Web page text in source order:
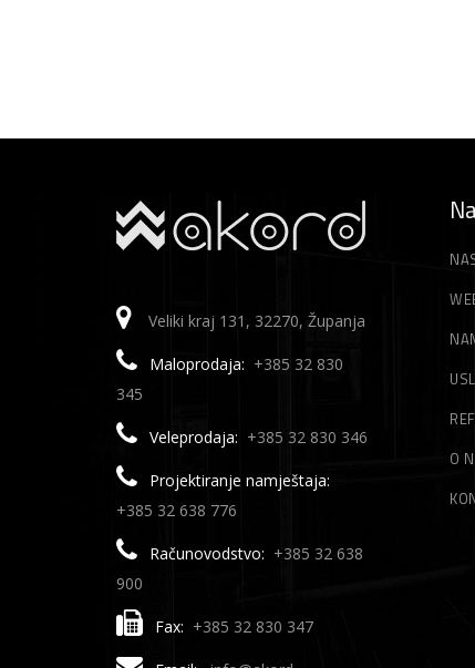
Veliki kraj 131, 32270, Županja
Maloprodaja: +385 32 830
345
Veleprodaja: +385 32 830 346
Projektiranje namještaja:
+385 32 638 776
Računovodstvo: +385 32 638
900
Fax: +385 32 830 347
O